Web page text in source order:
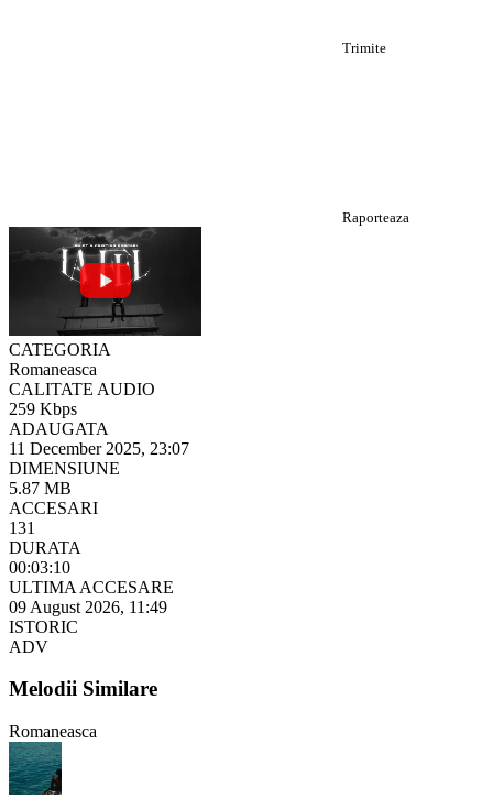
Trimite
Raporteaza
CATEGORIA
Romaneasca
CALITATE AUDIO
259 Kbps
ADAUGATA
11 December 2025, 23:07
DIMENSIUNE
5.87 MB
ACCESARI
131
DURATA
00:03:10
ULTIMA ACCESARE
09 August 2026, 11:49
ISTORIC
ADV
Melodii Similare
Romaneasca